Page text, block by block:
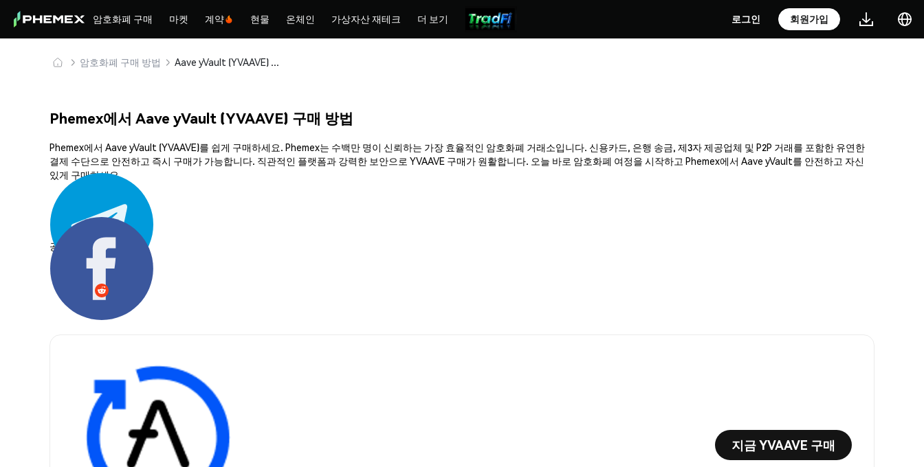
암호화폐 구매 마켓 계약 현물 온체인 가상자산 재테크 더 보기 로그인 회원가입
암호화폐 구매 방법 Aave yVault (YVAAVE) 안전하게 구매 및 보관
Phemex에서 Aave yVault (YVAAVE) 구매 방법
Phemex에서 Aave yVault (YVAAVE)를 쉽게 구매하세요. Phemex는 수백만 명이 신뢰하는 가장 효율적인 암호화폐 거래소입니다. 신용카드, 은행 송금, 제3자 제공업체 및 P2P 거래를 포함한 유연한
결제 수단으로 안전하고 즉시 구매가 가능합니다. 직관적인 플랫폼과 강력한 보안으로 YVAAVE 구매가 원활합니다. 오늘 바로 암호화폐 여정을 시작하고 Phemex에서 Aave yVault를 안전하고 자신
있게 구매하세요.
공유하기:
지금 YVAAVE 구매